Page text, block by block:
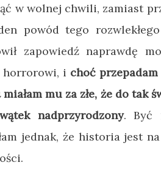
w wolnej chwili, zamiast
powód tego
zapowiedź naprawdę
horrorowi, i choć
miałam mu za złe, że do tak
nadprzyrodzony. Być
jednak, że historia jest